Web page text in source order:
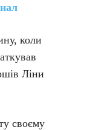
коли
Ліни
своєму